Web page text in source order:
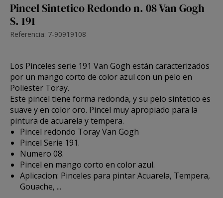
Pincel Sintetico Redondo n. 08 Van Gogh
S. 191
Referencia: 7-90919108
Los Pinceles serie 191 Van Gogh están caracterizados
por un mango corto de color azul con un pelo en
Poliester Toray.
Este pincel tiene forma redonda, y su pelo sintetico es
suave y en color oro. Pincel muy apropiado para la
pintura de acuarela y tempera.
Pincel redondo Toray Van Gogh
Pincel Serie 191.
Numero 08.
Pincel en mango corto en color azul.
Aplicacion: Pinceles para pintar Acuarela, Tempera,
Gouache, ...